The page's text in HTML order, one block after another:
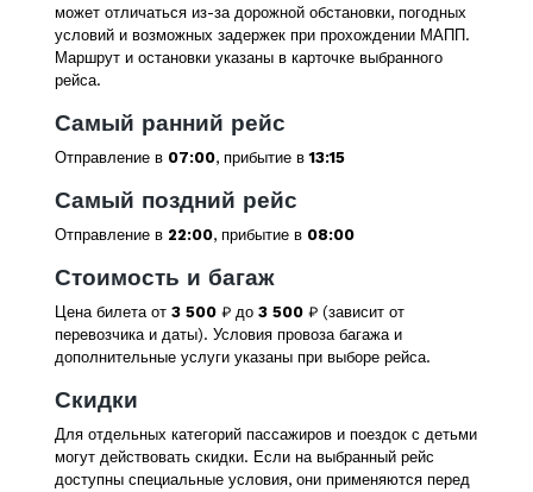
может отличаться из-за дорожной обстановки, погодных
условий и возможных задержек при прохождении МАПП.
Маршрут и остановки указаны в карточке выбранного
рейса.
Самый ранний рейс
Отправление в 07:00, прибытие в13:15
Самый поздний рейс
Отправление в 22:00, прибытие в 08:00
Стоимость и багаж
Цена билета от 3 500 ₽ до 3 500 ₽ (зависит от
перевозчика и даты). Условия провоза багажа и
дополнительные услуги указаны при выборе рейса.
Скидки
Для отдельных категорий пассажиров и поездок с детьми
могут действовать скидки. Если на выбранный рейс
доступны специальные условия, они применяются перед